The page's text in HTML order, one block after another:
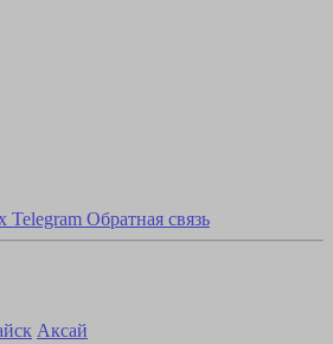
Telegram Обратная связь
Аксай